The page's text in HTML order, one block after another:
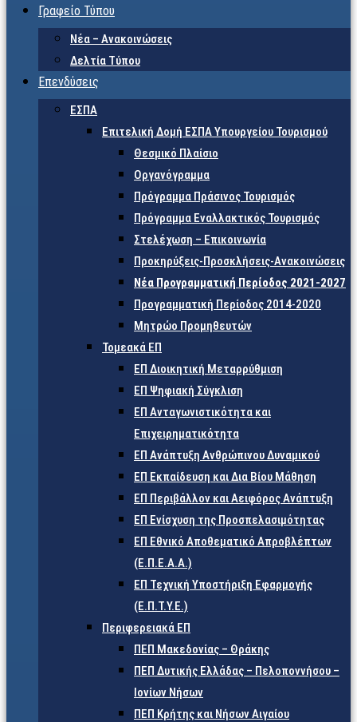
Γραφείο Τύπου
Νέα – Ανακοινώσεις
Δελτία Τύπου
Επενδύσεις
ΕΣΠΑ
Επιτελική Δομή ΕΣΠΑ Υπουργείου Τουρισμού
Θεσμικό Πλαίσιο
Οργανόγραμμα
Πρόγραμμα Πράσινος Τουρισμός
Πρόγραμμα Εναλλακτικός Τουρισμός
Στελέχωση – Επικοινωνία
Προκηρύξεις-Προσκλήσεις-Ανακοινώσεις
Νέα Προγραμματική Περίοδος 2021-2027
Προγραμματική Περίοδος 2014-2020
Μητρώο Προμηθευτών
Τομεακά ΕΠ
ΕΠ Διοικητική Μεταρρύθμιση
ΕΠ Ψηφιακή Σύγκλιση
ΕΠ Ανταγωνιστικότητα και
Επιχειρηματικότητα
ΕΠ Ανάπτυξη Ανθρώπινου Δυναμικού
ΕΠ Εκπαίδευση και Δια Βίου Μάθηση
ΕΠ Περιβάλλον και Αειφόρος Ανάπτυξη
ΕΠ Ενίσχυση της Προσπελασιμότητας
ΕΠ Εθνικό Αποθεματικό Απροβλέπτων
(Ε.Π.Ε.Α.Α.)
ΕΠ Τεχνική Υποστήριξη Εφαρμογής
(Ε.Π.Τ.Υ.Ε.)
Περιφερειακά ΕΠ
ΠΕΠ Μακεδονίας – Θράκης
ΠΕΠ Δυτικής Ελλάδας – Πελοποννήσου –
Ιονίων Νήσων
ΠΕΠ Κρήτης και Νήσων Αιγαίου